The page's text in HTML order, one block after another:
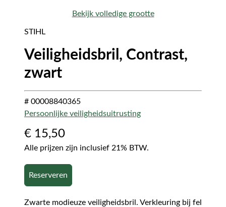
Bekijk volledige grootte
STIHL
Veiligheidsbril, Contrast,
zwart
# 00008840365
Persoonlijke veiligheidsuitrusting
€ 15,50
Alle prijzen zijn inclusief 21% BTW.
Reserveren
Zwarte modieuze veiligheidsbril. Verkleuring bij fel